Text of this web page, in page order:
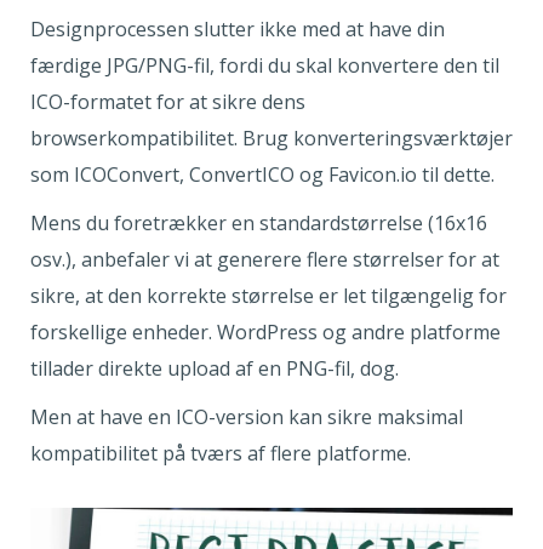
Designprocessen slutter ikke med at have din
færdige JPG/PNG-fil, fordi du skal konvertere den til
ICO-formatet for at sikre dens
browserkompatibilitet. Brug konverteringsværktøjer
som ICOConvert, ConvertICO og Favicon.io til dette.
Mens du foretrækker en standardstørrelse (16x16
osv.), anbefaler vi at generere flere størrelser for at
sikre, at den korrekte størrelse er let tilgængelig for
forskellige enheder. WordPress og andre platforme
tillader direkte upload af en PNG-fil, dog.
Men at have en ICO-version kan sikre maksimal
kompatibilitet på tværs af flere platforme.